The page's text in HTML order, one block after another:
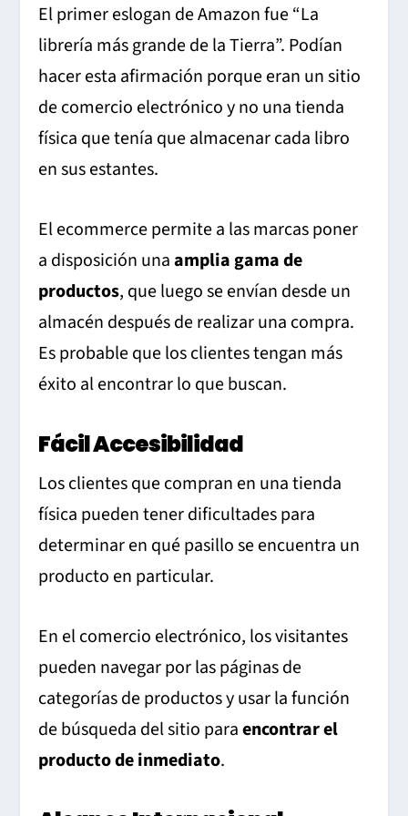
El primer eslogan de Amazon fue “La
librería más grande de la Tierra”. Podían
hacer esta afirmación porque eran un sitio
de comercio electrónico y no una tienda
física que tenía que almacenar cada libro
en sus estantes.
El ecommerce permite a las marcas poner
a disposición unaamplia gama de
productos, que luego se envían desde un
almacén después de realizar una compra.
Es probable que los clientes tengan más
éxito al encontrar lo que buscan.
Fácil Accesibilidad
Los clientes que compran en una tienda
física pueden tener dificultades para
determinar en qué pasillo se encuentra un
producto en particular.
En el comercio electrónico, los visitantes
pueden navegar por las páginas de
categorías de productos y usar la función
de búsqueda del sitio paraencontrar el
producto de inmediato.